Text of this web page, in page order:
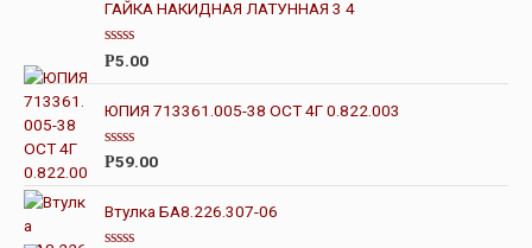
к
а
и
з
ГАЙКА НАКИДНАЯ ЛАТУННАЯ 3 4
О
е
н
к
а
и
з
Р5.00
ЮПИЯ 713361.005-38 ОСТ 4Г 0.822.003
О
е
н
к
а
Р59.00
Втулка БА8.226.307-06